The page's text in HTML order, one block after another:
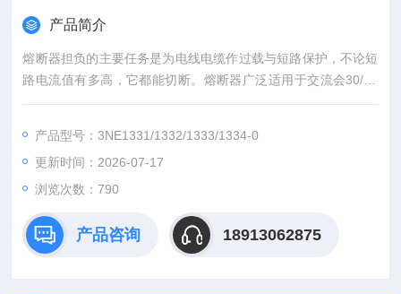
产品简介
熔断器担负的主要任务是为电线电缆作过载与短路保护，不论短
路电流值有多高，它都能切断。熔断器广泛适用于交流会30/40
0/690/1000V 及其以下,额定工作电流为0.5-125A的电气线路中,
业领域等;作为导线和设备的故障保护，可广泛用于楼宇及工业领
域。代理西门子 熔断器 快速保险丝 触动开关
产品型号：3NE1331/1332/1333/1334-0
更新时间：2026-07-17
浏览次数：790
产品咨询 18913062875